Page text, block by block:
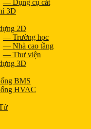
— Dụng cụ cắt
3D
2D
— Trường học
— Nhà cao tầng
— Thư viện
3D
BMS
HVAC